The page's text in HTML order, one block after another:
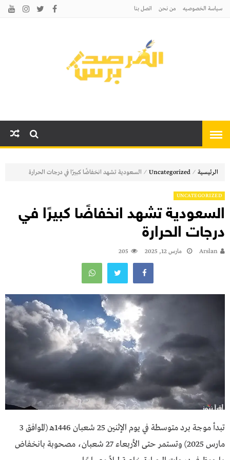
سياسة الخصوصيه من نحن اتصل بنا
الرئيسية ⁄
Uncategorized
⁄ السعودية تشهد انخفاضًا كبيرًا في درجات الحرارة
UNCATEGORIZED
السعودية تشهد انخفاضًا كبيرًا في
درجات الحرارة
Arslan مارس 12, 2025 205
تبدأ موجة برد متوسطة في يوم الإثنين 25 شعبان 1446هـ (الموافق 3
مارس 2025) وتستمر حتى الأربعاء 27 شعبان، مصحوبة بانخفاض